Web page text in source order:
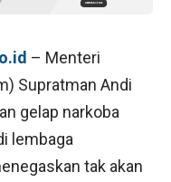
– Menteri
Supratman Andi
gelap narkoba
lembaga
tak akan